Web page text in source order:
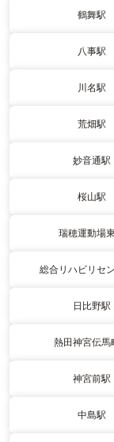
鶴舞駅
八事駅
川名駅
荒畑駅
妙音通駅
桜山駅
瑞穂運動場
総合リハビリセ
日比野駅
熱田神宮伝馬
神宮前駅
中島駅